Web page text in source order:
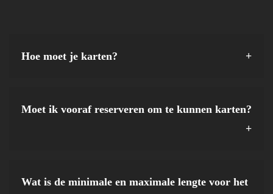
Hoe moet je karten?
gebruiken en kun je het beste de bochten van buiten
Moet ik vooraf reserveren om te kunnen karten?
het bij de Uden kartbaan namelijk voorkomen dat
Wat is de minimale en maximale lengte voor het